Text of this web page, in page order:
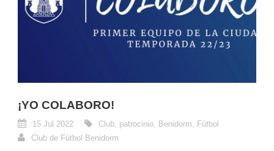
¡YO COLABORO!
15 Jul 2022 Club, patrocinio, Benidorm, Fútbol
Club de Fútbol Benidorm